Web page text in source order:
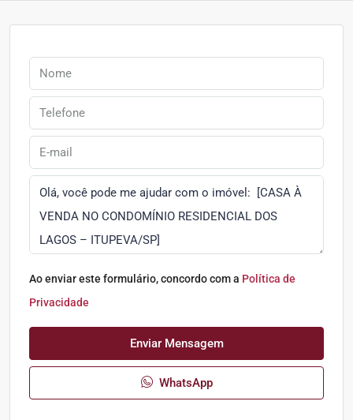
Ao enviar este formulário, concordo com a Política de
Privacidade
Enviar Mensagem
WhatsApp